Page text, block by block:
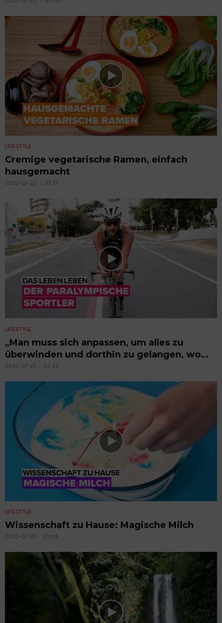
LIFESTYLE
Cremige vegetarische Ramen, einfach
hausgemacht
2022-07-22 01:37
LIFESTYLE
„Man muss sich anpassen, um alles zu
überwinden und dorthin zu gelangen, wo
man hinwill.“
2022-07-21 03:25
LIFESTYLE
Wissenschaft zu Hause: Magische Milch
2022-07-21 01:04